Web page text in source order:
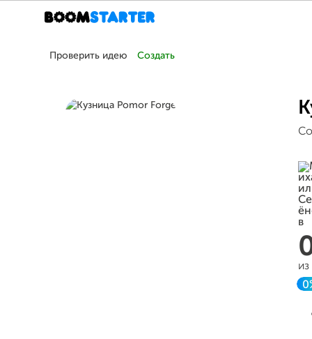
Проверить идею Создать